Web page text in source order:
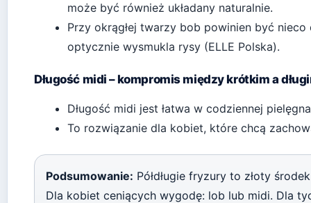
może być również układany naturalnie.
Przy okrągłej twarzy bob powinien być
optycznie wysmukla rysy (ELLE Polska).
Długość midi – kompromis między krótkim a
Długość midi jest łatwa w codziennej
To rozwiązanie dla kobiet, które chcą
Podsumowanie: Półdługie fryzury to złoty
Dla kobiet ceniących wygodę: lob lub midi. Dla